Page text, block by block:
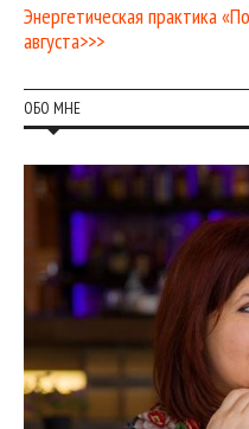
Энергетическая практика
августа>>>
ОБО МНЕ